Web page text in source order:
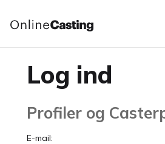
Log ind
Profiler og
E-mail: